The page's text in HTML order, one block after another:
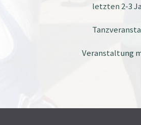
letzten 2-3
Veranstaltung